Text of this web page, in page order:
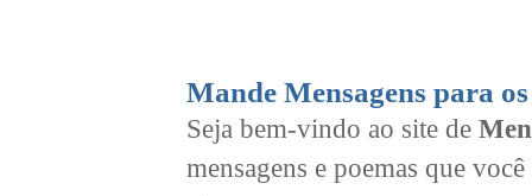
Mande Mensagens para
Seja bem-vindo ao site de
mensagens e poemas que